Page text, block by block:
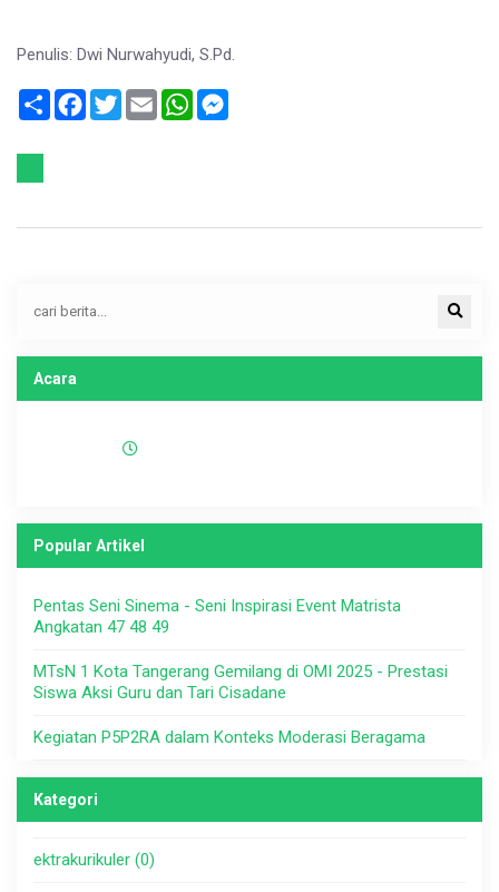
Penulis: Dwi Nurwahyudi, S.Pd.
SambungFacebook
TwitterEmail WhatsApp
Acara
Popular Artikel
Pentas Seni Sinema - Seni Inspirasi Event Matrista
Angkatan 47 48 49
MTsN 1 Kota Tangerang Gemilang di OMI 2025 - Prestasi
Siswa Aksi Guru dan Tari Cisadane
Kegiatan P5P2RA dalam Konteks Moderasi Beragama
Kategori
ektrakurikuler (0)